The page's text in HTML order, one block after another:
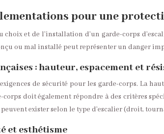
pour une
et de l’installation d’un garde-corps
ou mal installé peut représenter un danger
: hauteur, espacement et
de sécurité pour les garde-corps. La
corps doit également répondre à des critères
exister selon le type d’escalier (droit,
et esthétisme